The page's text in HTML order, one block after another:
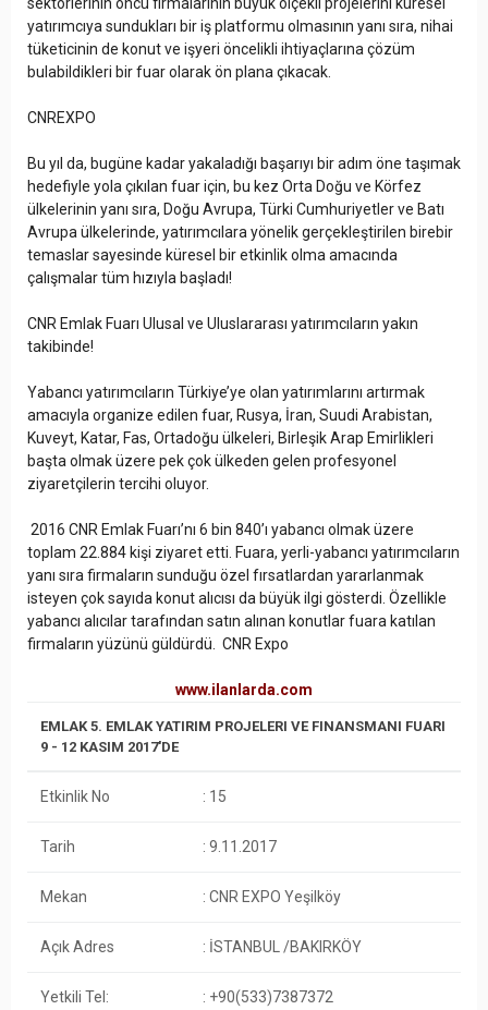
sektörlerinin öncü firmalarının büyük ölçekli projelerini küresel
yatırımcıya sundukları bir iş platformu olmasının yanı sıra, nihai
tüketicinin de konut ve işyeri öncelikli ihtiyaçlarına çözüm
bulabildikleri bir fuar olarak ön plana çıkacak.
CNREXPO
Bu yıl da, bugüne kadar yakaladığı başarıyı bir adım öne taşımak
hedefiyle yola çıkılan fuar için, bu kez Orta Doğu ve Körfez
ülkelerinin yanı sıra, Doğu Avrupa, Türki Cumhuriyetler ve Batı
Avrupa ülkelerinde, yatırımcılara yönelik gerçekleştirilen birebir
temaslar sayesinde küresel bir etkinlik olma amacında
çalışmalar tüm hızıyla başladı!
CNR Emlak Fuarı Ulusal ve Uluslararası yatırımcıların yakın
takibinde!
Yabancı yatırımcıların Türkiye’ye olan yatırımlarını artırmak
amacıyla organize edilen fuar, Rusya, İran, Suudi Arabistan,
Kuveyt, Katar, Fas, Ortadoğu ülkeleri, Birleşik Arap Emirlikleri
başta olmak üzere pek çok ülkeden gelen profesyonel
ziyaretçilerin tercihi oluyor.
2016 CNR Emlak Fuarı’nı 6 bin 840’ı yabancı olmak üzere
toplam 22.884 kişi ziyaret etti. Fuara, yerli-yabancı yatırımcıların
yanı sıra firmaların sunduğu özel fırsatlardan yararlanmak
isteyen çok sayıda konut alıcısı da büyük ilgi gösterdi. Özellikle
yabancı alıcılar tarafından satın alınan konutlar fuara katılan
firmaların yüzünü güldürdü. CNR Expo
www.ilanlarda.com
EMLAK 5. EMLAK YATIRIM PROJELERI VE FINANSMANI FUARI
9 - 12 KASIM 2017'DE
Etkinlik No : 15
Tarih : 9.11.2017
Mekan : CNR EXPO Yeşilköy
Açık Adres : İSTANBUL /BAKIRKÖY
Yetkili Tel: : +90(533)7387372